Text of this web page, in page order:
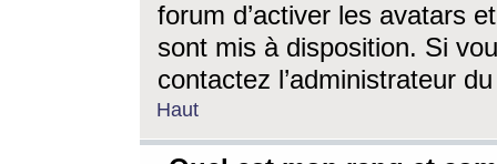
forum d’activer les avatars
sont mis à disposition. Si
contactez l’administrateur
Haut